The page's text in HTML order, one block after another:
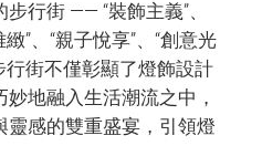
行街 —— “裝飾主義”、
”、“親子悅享”、“創意光
行街不僅彰顯了燈飾設計
地融入生活潮流之中，
靈感的雙重盛宴，引領燈